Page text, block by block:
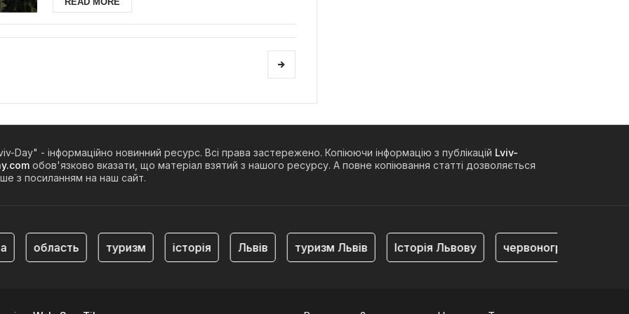
Day" - інформаційно новинний ресурс. Всі права застережено. Копіюючи інформацію з публікацій Lviv-
обов'язково вказати, що матеріал взятий з нашого ресурсу. А повне копіювання статті дозволяється
з посиланням на наш сайт.
область туризм історія Львів туризм Львів Історія Львову червоноград